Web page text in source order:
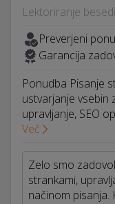
Lektoriranje
Preverjeni
Garancija
Ponudba Pisanje
ustvarjanje vsebin
upravljanje, SEO
Več
Zelo smo
strankami,
načinom pisanja.